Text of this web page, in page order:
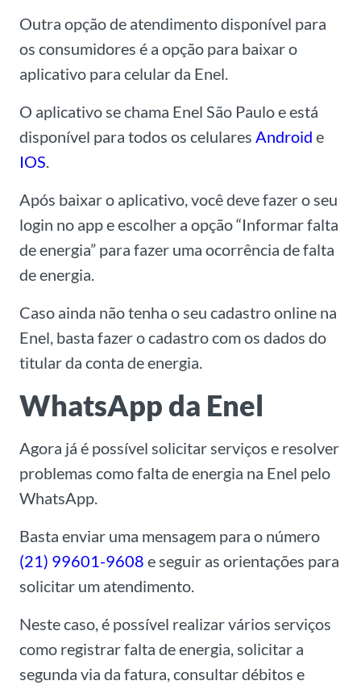
Outra opção de atendimento disponível para
os consumidores é a opção para baixar o
aplicativo para celular da Enel.
O aplicativo se chama Enel São Paulo e está
disponível para todos os celulares Android e
IOS.
Após baixar o aplicativo, você deve fazer o seu
login no app e escolher a opção “Informar falta
de energia” para fazer uma ocorrência de falta
de energia.
Caso ainda não tenha o seu cadastro online na
Enel, basta fazer o cadastro com os dados do
titular da conta de energia.
WhatsApp da Enel
Agora já é possível solicitar serviços e resolver
problemas como falta de energia na Enel pelo
WhatsApp.
Basta enviar uma mensagem para o número
(21) 99601-9608 e seguir as orientações para
solicitar um atendimento.
Neste caso, é possível realizar vários serviços
como registrar falta de energia, solicitar a
segunda via da fatura, consultar débitos e